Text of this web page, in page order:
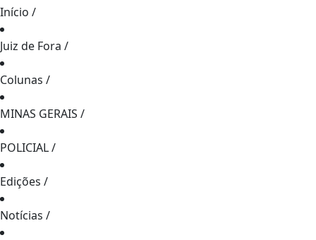
Início /
Juiz de Fora /
Colunas /
MINAS GERAIS /
POLICIAL/
Edições /
Notícias /